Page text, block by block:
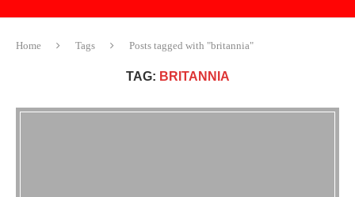
Home Tags Posts tagged with "britannia"
TAG: BRITANNIA